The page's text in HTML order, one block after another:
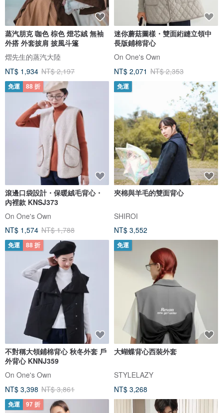
蒸汽朋克 咖色 棕色 燈芯絨 無袖
外搭 外套披肩 披風斗篷
熠先生的蒸汽大陸
NT$ 1,934 NT$ 2,197
迷你蘑菇圖樣・雙面絎縫立領中
長版鋪棉背心
On One's Own
NT$ 2,071 NT$ 2,353
免運 88 折
滾邊口袋設計・保暖絨毛背心・
內裡款 KNSJ373
On One's Own
NT$ 1,574 NT$ 1,788
免運
夾棉與羊毛的雙面背心
SHIROI
NT$ 3,552
免運 88 折
不對稱大領鋪棉背心 秋冬外套 戶
外背心 KNNJ359
On One's Own
NT$ 3,398 NT$ 3,861
免運
大蝴蝶背心西裝外套
STYLELAZY
NT$ 3,268
免運 97 折